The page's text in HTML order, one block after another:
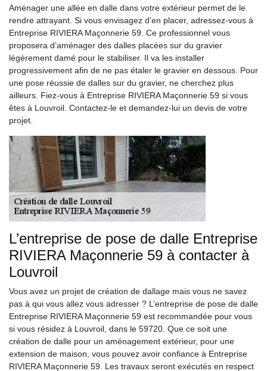
Aménager une allée en dalle dans votre extérieur permet de le
rendre attrayant. Si vous envisagez d’en placer, adressez-vous à
Entreprise RIVIERA Maçonnerie 59. Ce professionnel vous
proposera d’aménager des dalles placées sur du gravier
légèrement damé pour le stabiliser. Il va les installer
progressivement afin de ne pas étaler le gravier en dessous. Pour
une pose réussie de dalles sur du gravier, ne cherchez plus
ailleurs. Fiez-vous à Entreprise RIVIERA Maçonnerie 59 si vous
êtes à Louvroil. Contactez-le et demandez-lui un devis de votre
projet.
L’entreprise de pose de dalle Entreprise
RIVIERA Maçonnerie 59 à contacter à
Louvroil
Vous avez un projet de création de dallage mais vous ne savez
pas à qui vous allez vous adresser ? L’entreprise de pose de dalle
Entreprise RIVIERA Maçonnerie 59 est recommandée pour vous
si vous résidez à Louvroil, dans le 59720. Que ce soit une
création de dalle pour un aménagement extérieur, pour une
extension de maison, vous pouvez avoir confiance à Entreprise
RIVIERA Maçonnerie 59. Les travaux seront exécutés en respect